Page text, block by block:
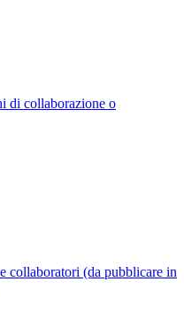
di collaborazione o
collaboratori (da pubblicare in